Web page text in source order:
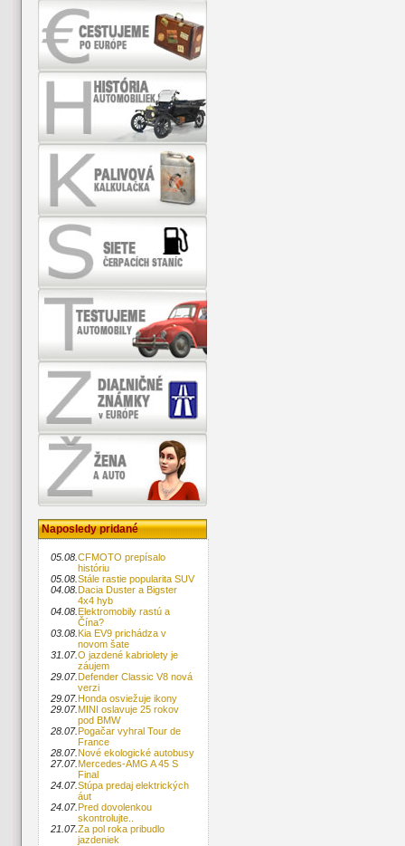
Naposledy pridané
05.08.CFMOTO prepísalo
históriu
05.08.Stále rastie popularita SUV
04.08.Dacia Duster a Bigster
4x4 hyb
04.08.Elektromobily rastú a
Čína?
03.08.Kia EV9 prichádza v
novom šate
31.07.O jazdené kabriolety je
záujem
29.07.Defender Classic V8 nová
verzi
29.07.Honda osviežuje ikony
29.07.MINI oslavuje 25 rokov
pod BMW
28.07.Pogačar vyhral Tour de
France
28.07.Nové ekologické autobusy
27.07.Mercedes-AMG A 45 S
Final
24.07.Stúpa predaj elektrických
áut
24.07.Pred dovolenkou
skontrolujte..
21.07.Za pol roka pribudlo
jazdeniek